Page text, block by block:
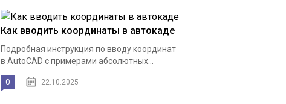
Как вводить координаты в автокаде
Подробная инструкция по вводу координат
в AutoCAD с примерами абсолютных...
0 22.10.2025